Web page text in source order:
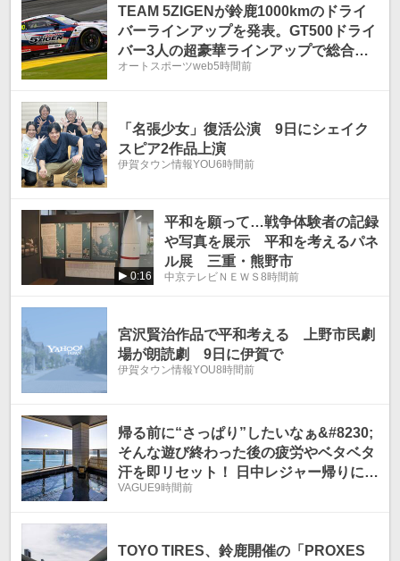
TEAM 5ZIGENが鈴鹿1000kmのドライ
バーラインアップを発表。GT500ドライ
バー3人の超豪華ラインアップで総合優
勝目指す
オートスポーツweb5時間前
「名張少女」復活公演 9日にシェイク
スピア2作品上演
伊賀タウン情報YOU6時間前
0:16
平和を願って…戦争体験者の記録
や写真を展示 平和を考えるパネ
ル展 三重・熊野市
中京テレビＮＥＷＳ 8時間前
宮沢賢治作品で平和考える 上野市民劇
場が朗読劇 9日に伊賀で
伊賀タウン情報YOU8時間前
帰る前に“さっぱり”したいなぁ&#8230;
そんな遊び終わった後の疲労やベタベタ
汗を即リセット！ 日中レジャー帰りにそ
のまま立ち寄れちゃう「温泉地」3選
VAGUE9時間前
TOYO TIRES、鈴鹿開催の「PROXES